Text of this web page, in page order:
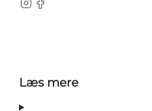
Instagram
Facebook
Læs mere